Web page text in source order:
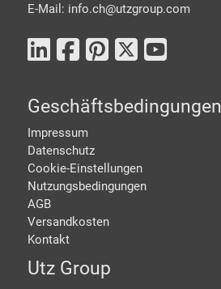
E-Mail: info.ch@utzgroup.com
Geschäftsbedingungen
Impressum
Datenschutz
Cookie-Einstellungen
Nutzungsbedingungen
AGB
Versandkosten
Kontakt
Utz Group